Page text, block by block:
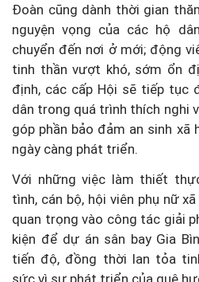
Đoàn cũng dành thời gian
nguyện vọng của các hộ
chuyển đến nơi ở mới; động
tinh thần vượt khó, sớm ổn
định, các cấp Hội sẽ tiếp tục
dân trong quá trình thích nghi
góp phần bảo đảm an sinh xã
ngày càng phát triển.
Với những việc làm thiết
tình, cán bộ, hội viên phụ nữ
quan trọng vào công tác giải
kiện để dự án sân bay Gia
tiến độ, đồng thời lan tỏa
sức vì sự phát triển của quê